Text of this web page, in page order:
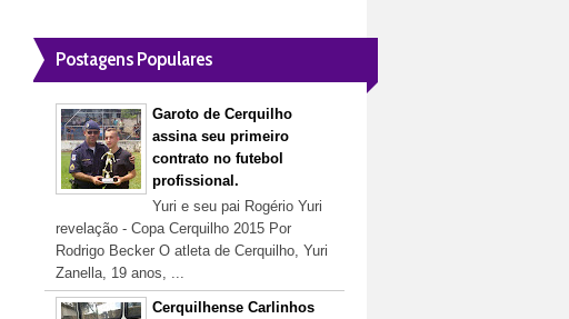
Postagens Populares
Garoto de Cerquilho
assina seu primeiro
contrato no futebol
profissional.
Yuri e seu pai Rogério Yuri
revelação - Copa Cerquilho 2015 Por
Rodrigo Becker O atleta de Cerquilho, Yuri
Zanella, 19 anos, ...
Cerquilhense Carlinhos